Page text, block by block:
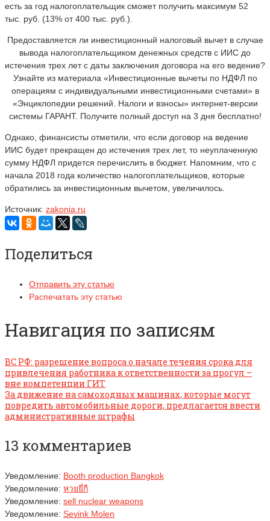
есть за год налогоплательщик сможет получить максимум 52
тыс. руб. (13% от 400 тыс. руб.).
Предоставляется ли инвестиционный налоговый вычет в случае
вывода налогоплательщиком денежных средств с ИИС до
истечения трех лет с даты заключения договора на его ведение?
Узнайте из материала «Инвестиционные вычеты по НДФЛ по
операциям с индивидуальными инвестиционными счетами» в
«Энциклопедии решений. Налоги и взносы» интернет-версии
системы ГАРАНТ. Получите полный доступ на 3 дня бесплатно!
Однако, финансисты отметили, что если договор на ведение
ИИС будет прекращен до истечения трех лет, то неуплаченную
сумму НДФЛ придется перечислить в бюджет. Напомним, что с
начала 2018 года количество налогоплательщиков, которые
обратились за инвестиционным вычетом, увеличилось.
Источник: zakonia.ru
Поделиться
Отправить эту статью
Распечатать эту статью
Навигация по записям
ВС РФ: разрешение вопроса о начале течения срока для
привлечения работника к ответственности за прогул –
вне компетенции ГИТ
За движение на самоходных машинах, которые могут
повредить автомобильные дороги, предлагается ввести
административные штрафы
13 комментариев
Уведомление: Booth production Bangkok
Уведомление: หวยยี่กี
Уведомление: sell nuclear weapons
Уведомление: Sevink Molen